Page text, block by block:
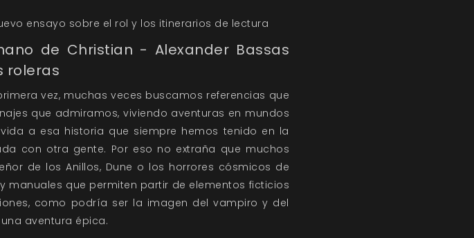
ensayo sobre el rol y los itinerarios de lectura
de Christian - Alexander Bassas
roleras
vez, muchas veces buscamos referencias que
que admiramos, viviendo aventuras en mundos
a esa historia que siempre hemos tenido en la
con otra gente. Por eso no extraña que muchos
de los Anillos, Dune o los horrores cósmicos de
manuales que permiten partir de elementos ficticios
como podría ser la imagen del vampiro y del
aventura épica.